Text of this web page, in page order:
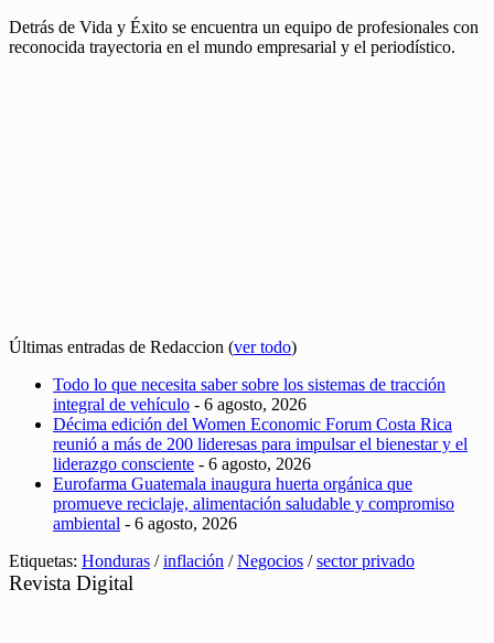
Detrás de Vida y Éxito se encuentra un equipo de profesionales con
reconocida trayectoria en el mundo empresarial y el periodístico.
Últimas entradas de Redaccion (ver todo)
Todo lo que necesita saber sobre los sistemas de tracción
integral de vehículo - 6 agosto, 2026
Décima edición del Women Economic Forum Costa Rica
reunió a más de 200 lideresas para impulsar el bienestar y el
liderazgo consciente - 6 agosto, 2026
Eurofarma Guatemala inaugura huerta orgánica que
promueve reciclaje, alimentación saludable y compromiso
ambiental - 6 agosto, 2026
Etiquetas: Honduras /inflación /Negocios /sector privado
Revista Digital